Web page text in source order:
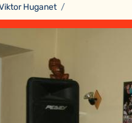
Huganet